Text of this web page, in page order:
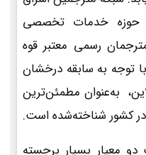
حوزه خدمات تخصصی
رسمی معتبر قوه
توجه به سابقه درخشان
به‌عنوان مطمئن‌ترین
کشور شناخته‌شده است.
معیار بسیار برجسته